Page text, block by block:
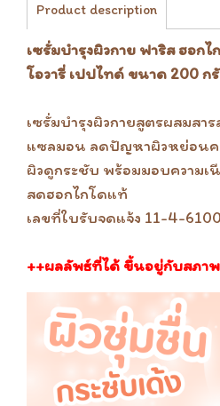
Product description
เซรั่มบำรุงผิวกาย ฟาริส ฮอก
โอวารี่ เปปไทด์ ขนาด 200 ก
เซรั่มบำรุงผิวกายสูตรผสมสา
แซลมอน ลดปัญหาผิวหย่อนค
ผิวดูกระชับ พร้อมมอบความ
สดฮอกไกโดแท้
เลขที่ใบรับจดแจ้ง 11-4-
++ผลลัพธ์ที่ได้ ขึ้นอยู่กับสภา